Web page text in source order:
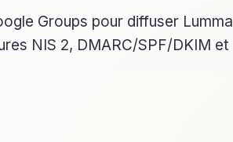
Groups pour diffuser Lumma
NIS 2, DMARC/SPF/DKIM et